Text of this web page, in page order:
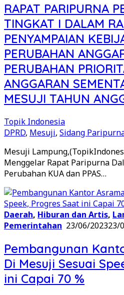
RAPAT PARIPURNA
TINGKAT I DALAM
PENYAMPAIAN
PERUBAHAN
PERUBAHAN
ANGGARAN
MESUJI TAHUN
Topik Indonesia
DPRD, Mesuji, Sidang
Mesuji
Menggelar Rapat Paripurna
Perubahan KUA dan PPAS…
Daerah, Hiburan dan Artis,
Pemerintahan 23/06/202323/
Pembangunan
Di Mesuji Sesuai
ini Capai 70 %